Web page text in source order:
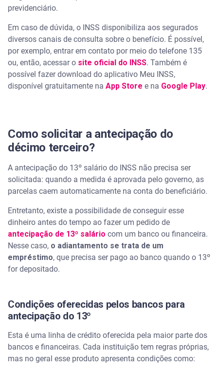
previdenciário.
Em caso de dúvida, o INSS disponibiliza aos segurados
diversos canais de consulta sobre o benefício. É possível,
por exemplo, entrar em contato por meio do telefone 135
ou, então, acessar o site oficial do INSS. Também é
possível fazer download do aplicativo Meu INSS,
disponível gratuitamente na App Store e na Google Play.
Como solicitar a antecipação do
décimo terceiro?
A antecipação do 13º salário do INSS não precisa ser
solicitada: quando a medida é aprovada pelo governo, as
parcelas caem automaticamente na conta do beneficiário.
Entretanto, existe a possibilidade de conseguir esse
dinheiro antes do tempo ao fazer um pedido de
antecipação de 13º salário com um banco ou financeira.
Nesse caso, o adiantamento se trata de um
empréstimo, que precisa ser pago ao banco quando o 13º
for depositado.
Condições oferecidas pelos bancos para
antecipação do 13º
Esta é uma linha de crédito oferecida pela maior parte dos
bancos e financeiras. Cada instituição tem regras próprias,
mas no geral esse produto apresenta condições como: